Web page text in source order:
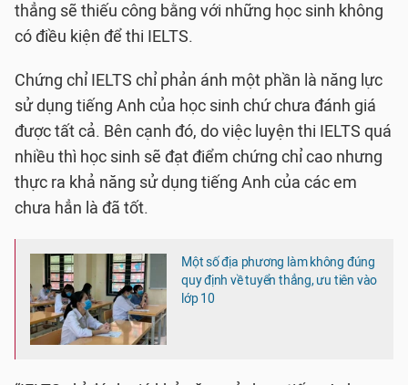
thẳng sẽ thiếu công bằng với những học sinh không
có điều kiện để thi IELTS.
Chứng chỉ IELTS chỉ phản ánh một phần là năng lực
sử dụng tiếng Anh của học sinh chứ chưa đánh giá
được tất cả. Bên cạnh đó, do việc luyện thi IELTS quá
nhiều thì học sinh sẽ đạt điểm chứng chỉ cao nhưng
thực ra khả năng sử dụng tiếng Anh của các em
chưa hẳn là đã tốt.
Một số địa phương làm không đúng
quy định về tuyển thẳng, ưu tiên vào
lớp 10